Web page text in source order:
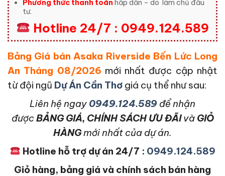
Phương thức thanh toán hấp dẫn – do làm chủ đầu
tư.
Hotline 24/7 : 0949.124.589
Bảng Giá bán Asaka Riverside Bến Lức Long
An Tháng 08/2026 mới nhất được cập nhật
từ đội ngũ Dự Án Cần Thơ giá cụ thể như sau:
Liên hệ ngay 0949.124.589 để nhận
được BẢNG GIÁ, CHÍNH SÁCH ƯU ĐÃIvàGIỎ
HÀNGmới nhất của dự án.
Hotline hỗ trợ dự án 24/7 : 0949.124.589
Giỏ hàng, bảng giá và chính sách bán hàng